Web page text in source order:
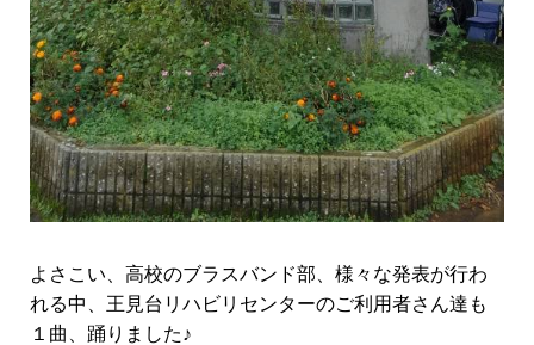
よさこい、高校のブラスバンド部、様々な発表が行わ
れる中、王見台リハビリセンターのご利用者さん達も
１曲、踊りました♪